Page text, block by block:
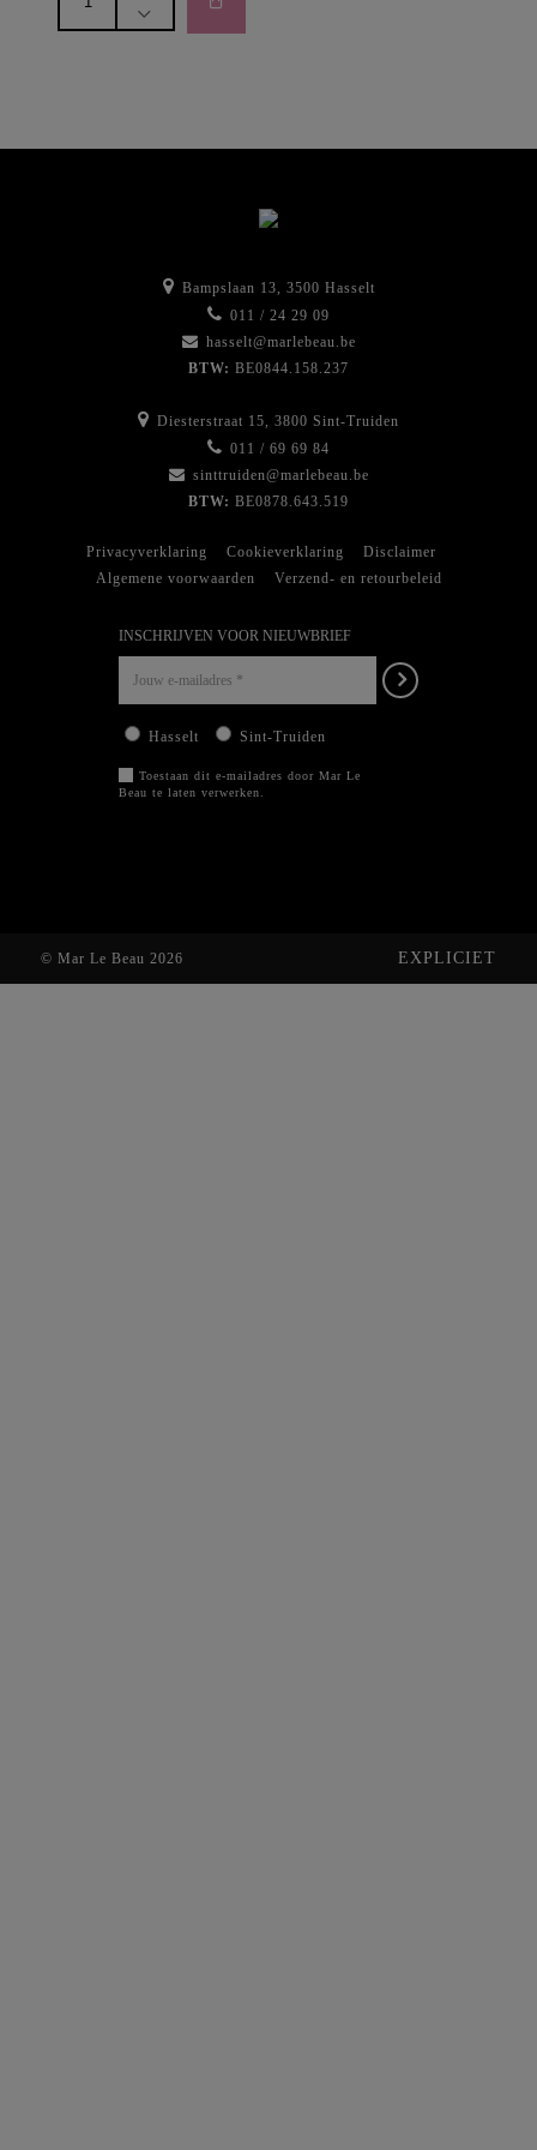
iredale
-
Bampslaan 13, 3500 Hasselt
011 / 24 29 09
hasselt@marlebeau.be
BTW: BE0844.158.237
Diesterstraat 15, 3800 Sint-Truiden
011 / 69 69 84
sinttruiden@marlebeau.be
BTW: BE0878.643.519
Privacyverklaring Cookieverklaring
Disclaimer
Algemene voorwaarden
Verzend- en retourbeleid
INSCHRIJVEN VOOR NIEUWBRIEF
Hasselt Sint-Truiden
Toestaan dit e-mailadres door Mar Le
Beau te laten verwerken.
© Mar Le Beau 2026 EXPLICIET